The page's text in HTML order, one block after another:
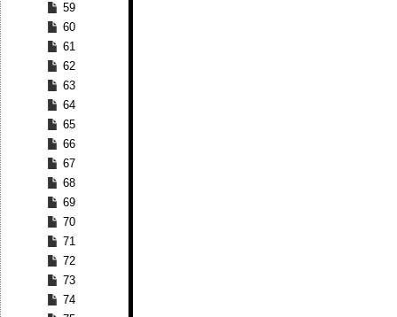
59
60
61
62
63
64
65
66
67
68
69
70
71
72
73
74